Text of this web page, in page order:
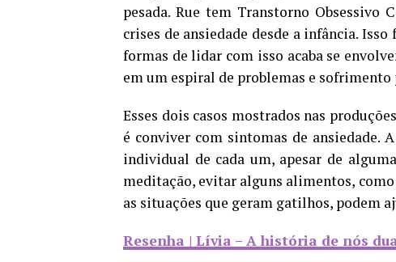
pesada. Rue tem Transtorno Obsessivo
crises de ansiedade desde a infância.
formas de lidar com isso acaba se
em um espiral de problemas e sofrimento
Esses dois casos mostrados nas
é conviver com sintomas de ansiedade.
individual de cada um, apesar de
meditação, evitar alguns alimentos,
as situações que geram gatilhos, podem
Resenha | Lívia – A história de nós